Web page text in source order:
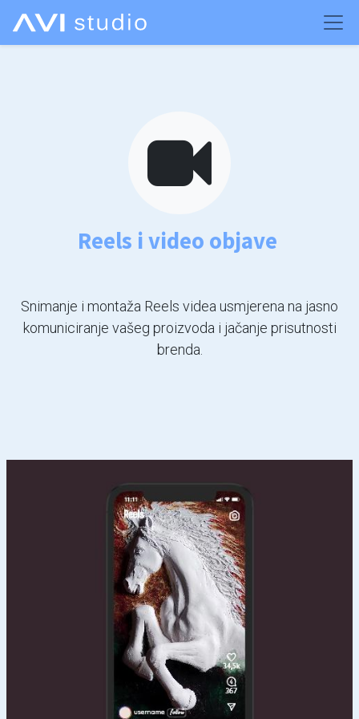
Reels i video objave
Snimanje i montaža Reels videa usmjerena na jasno
komuniciranje vašeg proizvoda i jačanje prisutnosti
brenda.